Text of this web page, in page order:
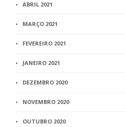
ABRIL 2021
MARÇO 2021
FEVEREIRO 2021
JANEIRO 2021
DEZEMBRO 2020
NOVEMBRO 2020
OUTUBRO 2020